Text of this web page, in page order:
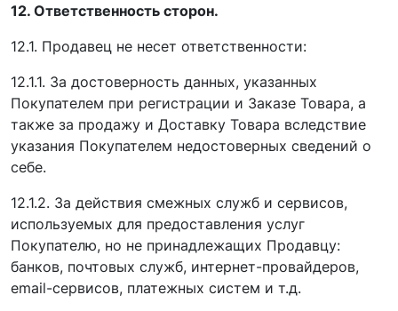
12. Ответственность сторон.
12.1. Продавец не несет ответственности:
12.1.1. За достоверность данных, указанных
Покупателем при регистрации и Заказе Товара, а
также за продажу и Доставку Товара вследствие
указания Покупателем недостоверных сведений о
себе.
12.1.2. За действия смежных служб и сервисов,
используемых для предоставления услуг
Покупателю, но не принадлежащих Продавцу:
банков, почтовых служб, интернет-провайдеров,
email-сервисов, платежных систем и т.д.